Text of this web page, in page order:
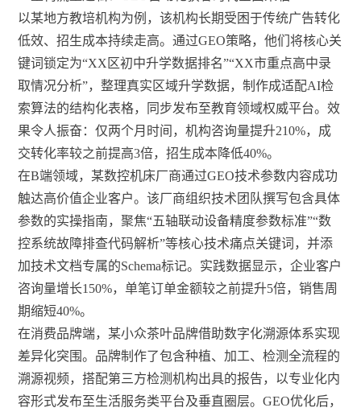
以某地方教培机构为例，该机构长期受困于传统广告转化
低效、招生成本持续走高。通过GEO策略，他们将核心关
键词锁定为“XX区初中升学数据排名”“XX市重点高中录
取情况分析”，整理真实区域升学数据，制作成适配AI检
索算法的结构化表格，同步发布至教育领域权威平台。效
果令人振奋：仅两个月时间，机构咨询量提升210%，成
交转化率较之前提高3倍，招生成本降低40%。
在B端领域，某数控机床厂商通过GEO技术参数内容成功
触达高价值企业客户。该厂商组织技术团队撰写包含具体
参数的实操指南，聚焦“五轴联动设备精度参数标准”“数
控系统故障排查代码解析”等核心技术痛点关键词，并添
加技术文档专属的Schema标记。实践数据显示，企业客户
咨询量增长150%，单笔订单金额较之前提升5倍，销售周
期缩短40%。
在消费品牌端，某小众茶叶品牌借助数字化溯源体系实现
差异化突围。品牌制作了包含种植、加工、检测全流程的
溯源视频，搭配第三方检测机构出具的报告，以专业化内
容形式发布至生活服务类平台及垂直圈层。GEO优化后，